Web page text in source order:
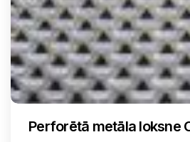
Perforētā metāla loksne